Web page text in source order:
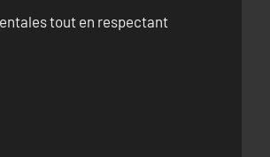
tout en respectant